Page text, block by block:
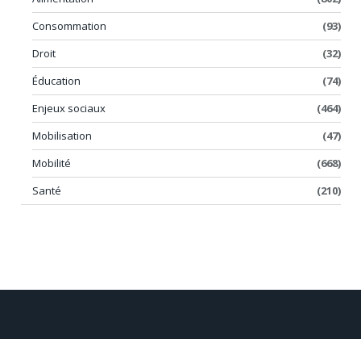
Consommation
(93)
Droit
(32)
Éducation
(74)
Enjeux sociaux
(464)
Mobilisation
(47)
Mobilité
(668)
Santé
(210)